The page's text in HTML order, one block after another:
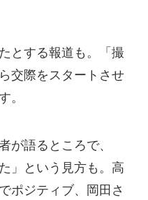
とする報道も。「撮
交際をスタートさせ
。
が語るところで、
」という見方も。高
ポジティブ、岡田さ